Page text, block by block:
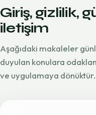
Giriş, gizlilik,
iletişim
Aşağıdaki makaleler
duyulan konulara
ve uygulamaya dönüktür.